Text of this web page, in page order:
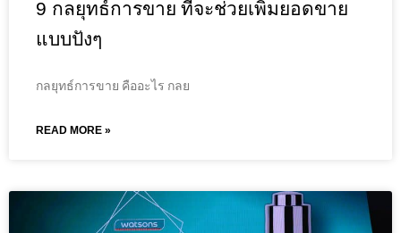
9 กลยุทธ์การขาย ที่จะช่วยเพิ่มยอดขาย
แบบปังๆ
กลยุทธ์การขาย คืออะไร กลย
READ MORE »